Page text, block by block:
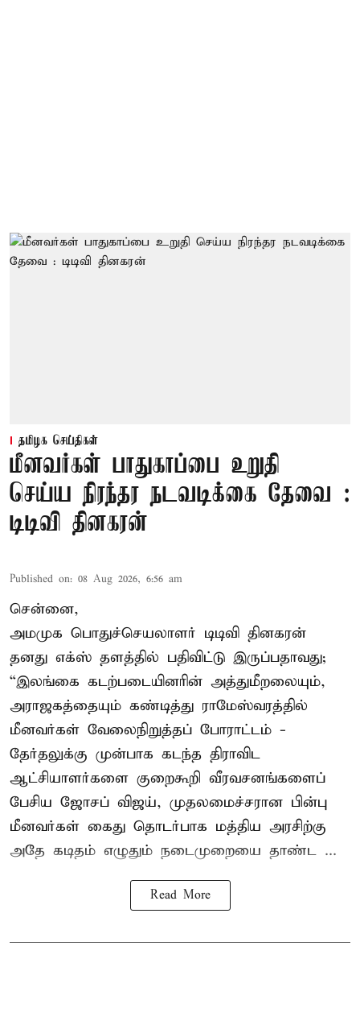
தமிழக செய்திகள்
மீனவர்கள் பாதுகாப்பை உறுதி
செய்ய நிரந்தர நடவடிக்கை தேவை :
டிடிவி தினகரன்
Published on: 08 Aug 2026, 6:56 am
சென்னை,
அமமுக பொதுச்செயலாளர் டிடிவி தினகரன்
தனது எக்ஸ் தளத்தில் பதிவிட்டு இருப்பதாவது;
“இலங்கை கடற்படையினரின் அத்துமீறலையும்,
அராஜகத்தையும் கண்டித்து ராமேஸ்வரத்தில்
மீனவர்கள் வேலைநிறுத்தப் போராட்டம் -
தேர்தலுக்கு முன்பாக கடந்த திராவிட
ஆட்சியாளர்களை குறைகூறி வீரவசனங்களைப்
பேசிய ஜோசப் விஜய், முதலமைச்சரான பின்பு
மீனவர்கள் கைது தொடர்பாக மத்திய அரசிற்கு
அதே கடிதம் எழுதும் நடைமுறையை தாண்ட ...
Read More